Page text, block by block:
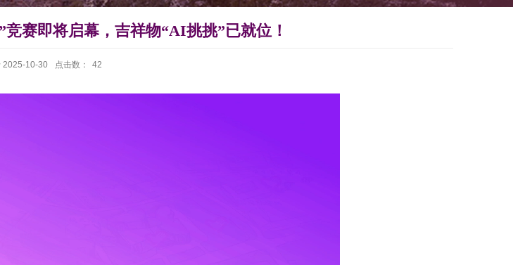
赛即将启幕，吉祥物“AI挑挑”已就位！
2025-10-30 点击数： 42